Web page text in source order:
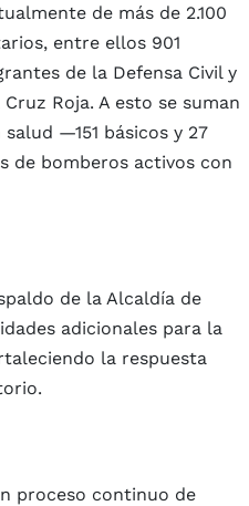
de más de 2.100
entre ellos 901
de la Defensa Civil y
Roja. A esto se suman
—151 básicos y 27
de bomberos activos con
de la Alcaldía de
adicionales para la
la respuesta
proceso continuo de